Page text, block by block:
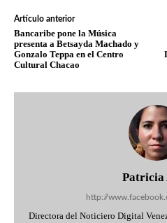
Artículo anterior
Bancaribe pone la Música
presenta a Betsayda Machado y
Gonzalo Teppa en el Centro
Cultural Chacao
Patricia
http://
Directora del Noticiero Digital